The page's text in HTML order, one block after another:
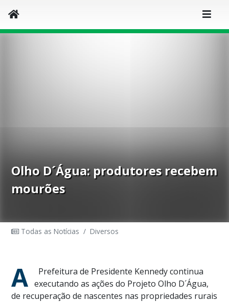
Olho D´Água: produtores recebem
mourões
Todas as Notícias / Diversos
A
Prefeitura de Presidente Kennedy continua
executando as ações do Projeto Olho D´Água,
de recuperação de nascentes nas propriedades rurais